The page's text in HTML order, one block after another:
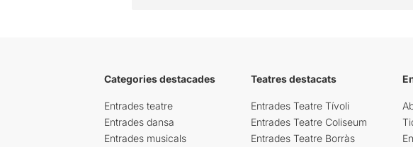
Categories destacades
Entrades teatre
Entrades dansa
Entrades musicals
Teatres destacats
Entrades Teatre Tívoli
Entrades Teatre Coliseum
Entrades Teatre Borràs